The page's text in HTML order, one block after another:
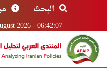
البحث
2026 - 06:42:07